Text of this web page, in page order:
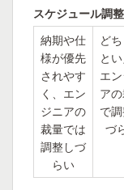
スケジュール調
納期や仕
様が優先
されやす
く、エン
ジニアの
裁量では
調整しづ
らい
ど
と
エ
ア
で
づ